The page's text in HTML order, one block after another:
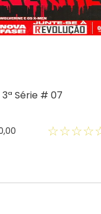
Série # 07
,00 ☆☆☆☆